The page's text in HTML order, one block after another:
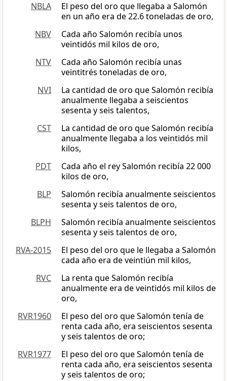
NBLA
El peso del oro que llegaba a Salomón
en un año era de 22.6 toneladas de oro,
NBV
Cada año Salomón recibía unos
veintidós mil kilos de oro,
NTV
Cada año Salomón recibía unas
veintitrés toneladas de oro,
NVI
La cantidad de oro que Salomón recibía
anualmente llegaba a seiscientos
sesenta y seis talentos,
CST
La cantidad de oro que Salomón recibía
anualmente llegaba a los veintidós mil
kilos,
PDT
Cada año el rey Salomón recibía 22 000
kilos de oro,
BLP
Salomón recibía anualmente seiscientos
sesenta y seis talentos de oro,
BLPH
Salomón recibía anualmente seiscientos
sesenta y seis talentos de oro,
RVA-2015
El peso del oro que le llegaba a Salomón
cada año era de veintiún mil kilos,
RVC
La renta que Salomón recibía
anualmente era de veintidós mil kilos de
oro,
RVR1960
El peso del oro que Salomón tenía de
renta cada año, era seiscientos sesenta
y seis talentos de oro;
RVR1977
El peso del oro que Salomón tenía de
renta cada año, era seiscientos sesenta
y seis talentos de oro;